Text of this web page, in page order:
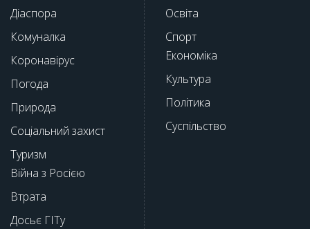
Діаспора
Комуналка
Коронавірус
Погода
Природа
Соціальний захист
Туризм
Війна з Росією
Втрата
Досьє ГІТу
Освіта
Спорт
Економіка
Культура
Політика
Суспільство